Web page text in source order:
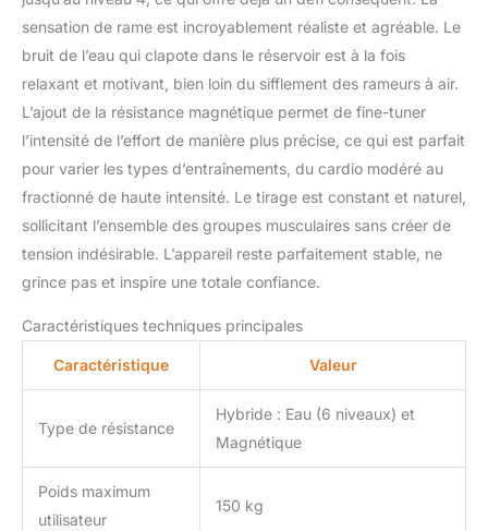
sensation de rame est incroyablement réaliste et agréable. Le
bruit de l’eau qui clapote dans le réservoir est à la fois
relaxant et motivant, bien loin du sifflement des rameurs à air.
L’ajout de la résistance magnétique permet de fine-tuner
l’intensité de l’effort de manière plus précise, ce qui est parfait
pour varier les types d’entraînements, du cardio modéré au
fractionné de haute intensité. Le tirage est constant et naturel,
sollicitant l’ensemble des groupes musculaires sans créer de
tension indésirable. L’appareil reste parfaitement stable, ne
grince pas et inspire une totale confiance.
Caractéristiques techniques principales
Caractéristique Valeur
Type de résistance
Hybride : Eau (6 niveaux) et
Magnétique
Poids maximum
utilisateur
150 kg